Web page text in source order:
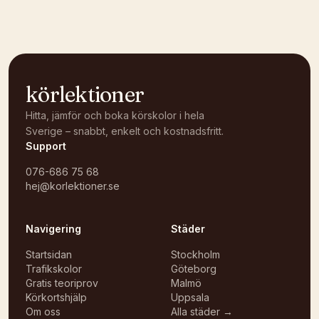
körlektioner
Hitta, jämför och boka körskolor i hela
Sverige – snabbt, enkelt och kostnadsfritt.
Support
076-686 75 68
hej@korlektioner.se
Navigering
Startsidan
Trafikskolor
Gratis teoriprov
Körkortshjälp
Om oss
Städer
Stockholm
Göteborg
Malmö
Uppsala
Alla städer →